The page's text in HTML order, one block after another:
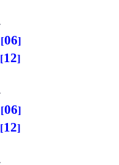
06
12
06
12